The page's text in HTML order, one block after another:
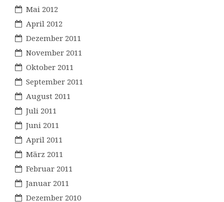
Mai 2012
April 2012
Dezember 2011
November 2011
Oktober 2011
September 2011
August 2011
Juli 2011
Juni 2011
April 2011
März 2011
Februar 2011
Januar 2011
Dezember 2010